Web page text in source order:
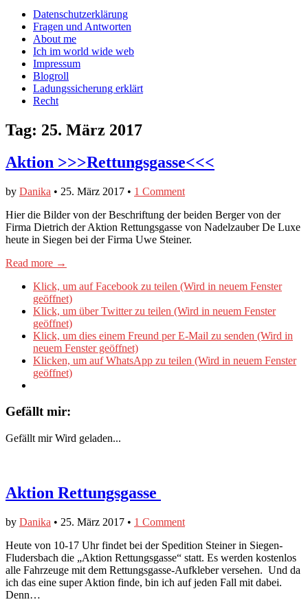
Facebook
anzeigen
Twitter
anzeigen
auf
Instagram
anzeigen
Main
menu
Skip
content
Datenschutzerklärung
Fragen und Antworten
About me
Ich im world wide web
Impressum
Blogroll
Ladungssicherung erklärt
Recht
Tag: 25. März 2017
Aktion >>>Rettungsgasse<<<
by Danika • 25. März 2017 • 1 Comment
Hier die Bilder von der Beschriftung der beiden Berger von der
Firma Dietrich der Aktion Rettungsgasse von Nadelzauber De Luxe
heute in Siegen bei der Firma Uwe Steiner.
Read more →
Klick, um auf Facebook zu teilen (Wird in neuem Fenster
geöffnet)
Klick, um über Twitter zu teilen (Wird in neuem Fenster
geöffnet)
Klick, um dies einem Freund per E-Mail zu senden (Wird in
neuem Fenster geöffnet)
Klicken, um auf WhatsApp zu teilen (Wird in neuem Fenster
geöffnet)
Gefällt mir:
Gefällt mir Wird geladen...
Aktion Rettungsgasse
by Danika • 25. März 2017 • 1 Comment
Heute von 10-17 Uhr findet bei der Spedition Steiner in Siegen-
Fludersbach die „Aktion Rettungsgasse“ statt. Es werden kostenlos
alle Fahrzeuge mit dem Rettungsgasse-Aufkleber versehen. Und da
ich das eine super Aktion finde, bin ich auf jeden Fall mit dabei.
Denn…